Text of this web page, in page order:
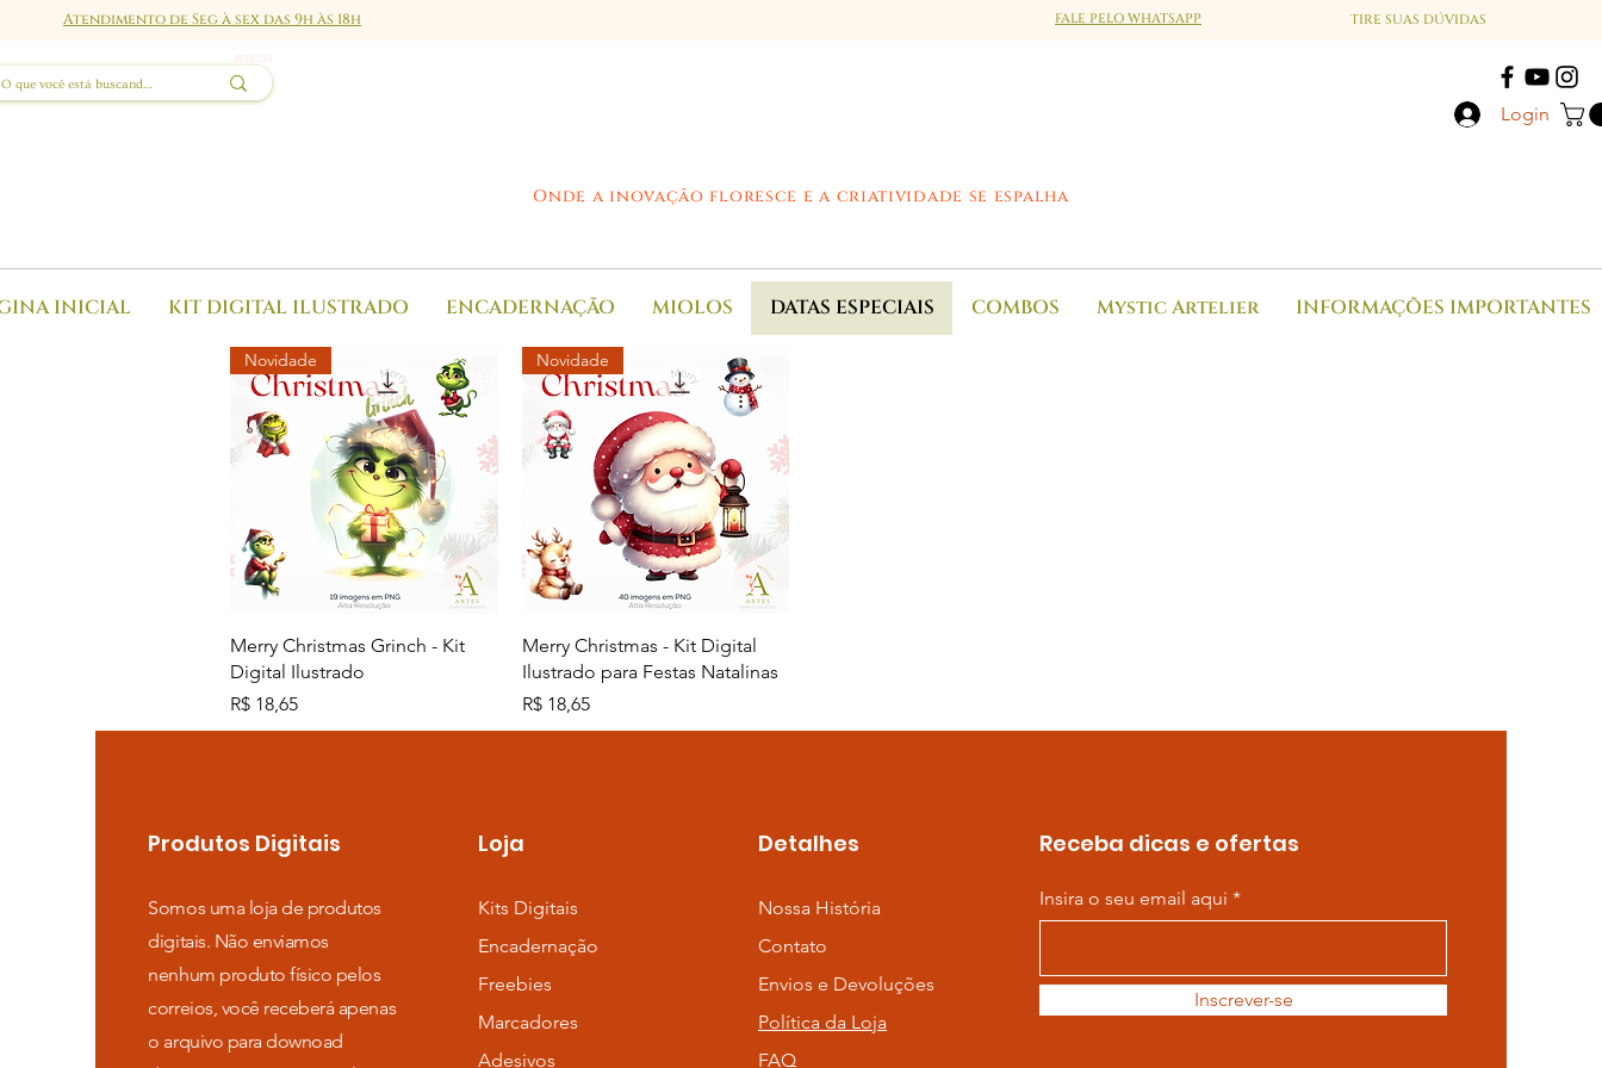
Atendimento de Seg à sex das 9h às 18h FALE PELO WHATSAPP TIRE SUAS DÚVIDAS
Onde a inovação floresce e a criatividade se espalha
Login
INICIAL KIT DIGITAL ILUSTRADO ENCADERNAÇÃO MIOLOS DATAS ESPECIAIS COMBOS Mystic Artelier INFORMAÇÕES IMPORTANTES
Visualização rápida
Novidade
Merry Christmas Grinch - Kit
Digital Ilustrado
Preço
R$ 18,65
Visualização rápida
Novidade
Merry Christmas - Kit Digital
Ilustrado para Festas Natalinas
Preço
R$ 18,65
Produtos Digitais
Somos uma loja de produtos
digitais. Não enviamos
nenhum produto físico pelos
correios, você receberá apenas
o arquivo para downoad
Loja
Kits Digitais
Encadernação
Freebies
Marcadores
Adesivos
Detalhes
Nossa História
Contato
Envios e Devoluções
Política da Loja
FAQ
Receba dicas e ofertas
Insira o seu email aqui
Inscrever-se